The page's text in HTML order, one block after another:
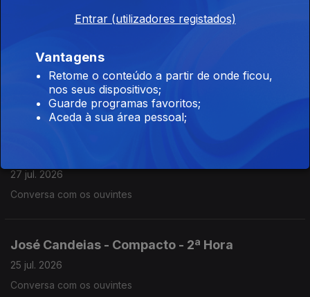
Conversa com os ouvintes
José Candeias - 2ª Hora
27 jul. 2026
Conversa com os ouvintes
27 jul. 2026
Conversa com os ouvintes
José Candeias - Compacto - 2ª Hora
25 jul. 2026
Conversa com os ouvintes
Entrar (utilizadores registados)
Vantagens
Retome o conteúdo a partir de onde ficou,
nos seus dispositivos;
Guarde programas favoritos;
Aceda à sua área pessoal;